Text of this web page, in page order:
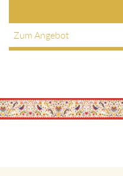
Zum Angebot